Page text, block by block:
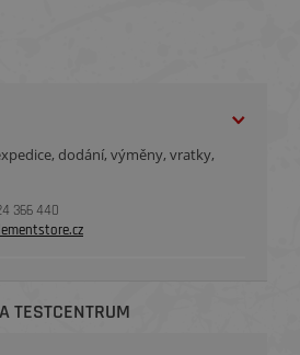
dodání, výměny, vratky,
366 440
TESTCENTRUM